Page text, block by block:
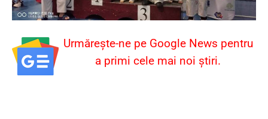
Urmărește-ne pe Google News pentru
a primi cele mai noi știri.